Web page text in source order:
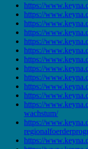
https://
https://
https://
https://
https://
https://
https://
https://
https://
https://
https://
https://
wachstum/
https://
https://